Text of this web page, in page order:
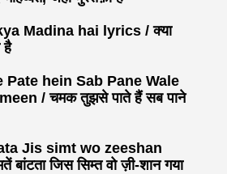
Madina hai lyrics / क्या
है
Pate hein Sab Pane Wale
/ चमक तुझसे पाते हैं सब पाने
Jis simt wo zeeshan
जिस सिम्त वो ज़ी-शान गया